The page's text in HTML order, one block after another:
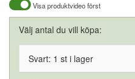
Visa produktvideo först
Välj antal du vill köpa:
Svart: 1 st i lager